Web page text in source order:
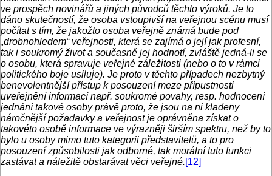
ve prospěch novinářů a jiných původců těchto výroků. Je to
dáno skutečností, že osoba vstoupivší na veřejnou scénu musí
počítat s tím, že jakožto osoba veřejně známá bude pod
„drobnohledem“ veřejnosti, která se zajímá o její jak profesní,
tak i soukromý život a současně jej hodnotí, zvláště jedná-li se
o osobu, která spravuje veřejné záležitosti (nebo o to v rámci
politického boje usiluje). Je proto v těchto případech nezbytný
benevolentnější přístup k posouzení meze přípustnosti
uveřejnění informací např. soukromé povahy, resp. hodnocení
jednání takové osoby právě proto, že jsou na ni kladeny
náročnější požadavky a veřejnost je oprávněna získat o
takovéto osobě informace ve výrazněji širším spektru, než by to
bylo u osoby mimo tuto kategorii představitelů, a to pro
posouzení způsobilosti jak odborné, tak morální tuto funkci
zastávat a náležitě obstarávat věci veřejné.[12]